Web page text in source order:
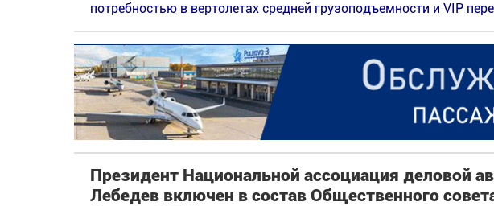
потребностью в вертолетах средней грузоподъемности и VIP
Президент Национальной ассоциация деловой
Лебедев включен в состав Общественного